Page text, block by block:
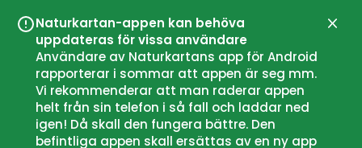
Naturkartan-appen kan behöva
uppdateras för vissa användare
Användare av Naturkartans app för Android
rapporterar i sommar att appen är seg mm.
Vi rekommenderar att man raderar appen
helt från sin telefon i så fall och laddar ned
igen! Då skall den fungera bättre. Den
befintliga appen skall ersättas av en ny app